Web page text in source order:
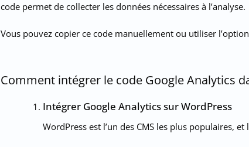
code permet de collecter les données nécessaires à l’analyse.
Vous pouvez copier ce code manuellement ou utiliser
Comment intégrer le code Google Analytics
Intégrer Google Analytics sur WordPress
WordPress est l’un des CMS les plus populaires,